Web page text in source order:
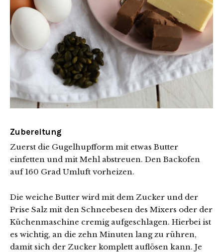
Zubereitung
Zuerst die Gugelhupfform mit etwas Butter
einfetten und mit Mehl abstreuen. Den Backofen
auf 160 Grad Umluft vorheizen.
Die weiche Butter wird mit dem Zucker und der
Prise Salz mit den Schneebesen des Mixers oder der
Küchenmaschine cremig aufgeschlagen. Hierbei ist
es wichtig, an die zehn Minuten lang zu rühren,
damit sich der Zucker komplett auflösen kann. Je